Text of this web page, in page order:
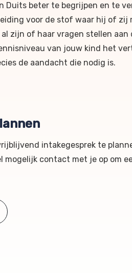
Duits beter te begrijpen en te
voor de stof waar hij of zij
zijn of haar vragen stellen aan
van jouw kind het
de aandacht die nodig is.
intakegesprek te
mogelijk contact met je op om